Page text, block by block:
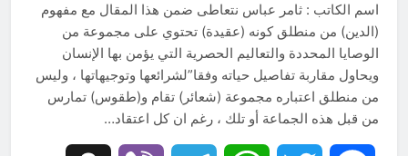
اسم الكاتب : ثامر عباس نتعاطى ضمن هذا المقال مع مفهوم
(الدين) من منطلق كونه (عقيدة) تحتوي على مجموعة من
الوصايا المحددة والتعاليم الحصرية التي يؤمن بها الإنسان
ويحاول مقاربة تفاصيل حياته وفقا”لشرائعها وتوجيهاتها ، وليس
من منطلق اعتباره مجموعة (شعائر) تقام و(طقوس) تمارس
من قبل هذه الجماعة أو تلك ، رغم ان كل اعتقاد…